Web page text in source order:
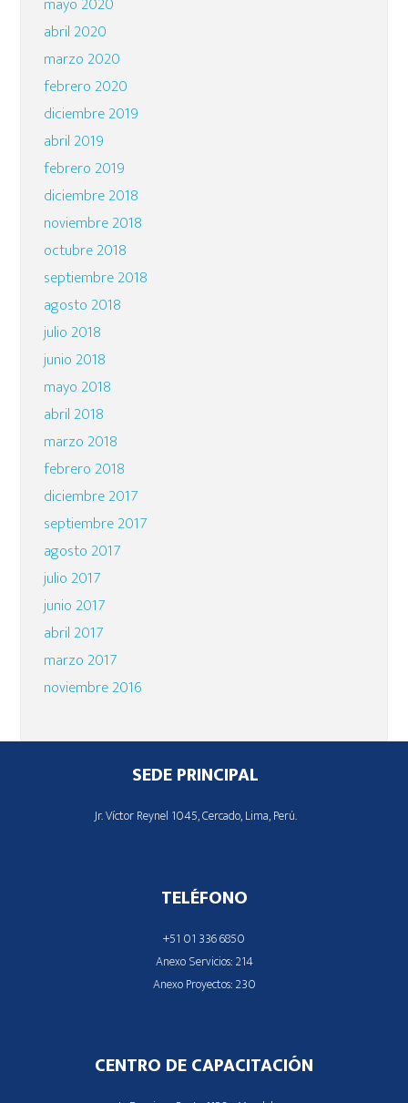
abril 2020
marzo 2020
febrero 2020
diciembre 2019
abril 2019
febrero 2019
diciembre 2018
noviembre 2018
octubre 2018
septiembre 2018
agosto 2018
julio 2018
junio 2018
mayo 2018
abril 2018
marzo 2018
febrero 2018
diciembre 2017
septiembre 2017
agosto 2017
julio 2017
junio 2017
abril 2017
marzo 2017
noviembre 2016
Footer SEDE PRINCIPAL
Jr. Víctor Reynel 1045, Cercado, Lima, Perú.
TELÉFONO
+51 01 336 6850
Anexo Servicios: 214
Anexo Proyectos: 230
CENTRO DE CAPACITACIÓN